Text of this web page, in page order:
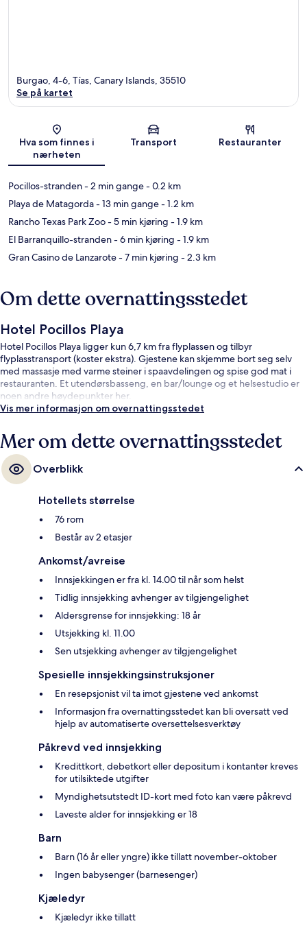
Kart
Burgao, 4-6, Tías, Canary Islands, 35510
Se på kartet
Hva som finnes i
nærheten
Transport Restauranter
Pocillos-stranden- 2 min gange- 0.2 km
Playa de Matagorda- 13 min gange- 1.2 km
Rancho Texas Park Zoo- 5 min kjøring - 1.9 km
El Barranquillo-stranden- 6 min kjøring - 1.9 km
Gran Casino de Lanzarote- 7 min kjøring - 2.3 km
Om dette overnattingsstedet
Hotel Pocillos Playa
Hotel Pocillos Playa ligger kun 6,7 km fra flyplassen og tilbyr
flyplasstransport (koster ekstra). Gjestene kan skjemme bort seg selv
med massasje med varme steiner i spaavdelingen og spise god mat i
restauranten. Et utendørsbasseng, en bar/lounge og et helsestudio er
noen andre høydepunkter her.
Vis mer informasjon om overnattingsstedet
Mer om dette overnattingsstedet
Overblikk
Hotellets størrelse
76 rom
Består av 2 etasjer
Ankomst/avreise
Innsjekkingen er fra kl. 14.00 til når som helst
Tidlig innsjekking avhenger av tilgjengelighet
Aldersgrense for innsjekking: 18 år
Utsjekking kl. 11.00
Sen utsjekking avhenger av tilgjengelighet
Spesielle innsjekkingsinstruksjoner
En resepsjonist vil ta imot gjestene ved ankomst
Informasjon fra overnattingsstedet kan bli oversatt ved
hjelp av automatiserte oversettelsesverktøy
Påkrevd ved innsjekking
Kredittkort, debetkort eller depositum i kontanter kreves
for utilsiktede utgifter
Myndighetsutstedt ID-kort med foto kan være påkrevd
Laveste alder for innsjekking er 18
Barn
Barn (16 år eller yngre) ikke tillatt november-oktober
Ingen babysenger (barnesenger)
Kjæledyr
Kjæledyr ikke tillatt